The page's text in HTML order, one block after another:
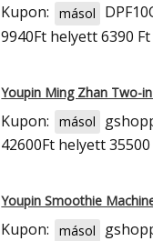
Kupon: másol
9940Ft helyett 6390 Ft
Youpin Ming Zhan Two-
Kupon: másol
42600Ft helyett 35500
Youpin Smoothie
Kupon: másol